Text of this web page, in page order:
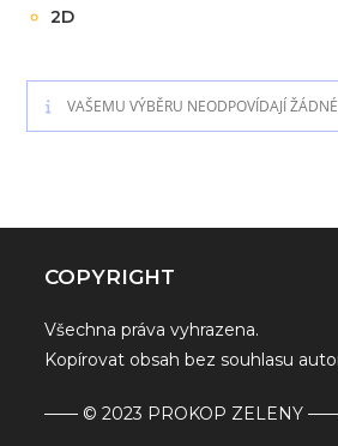
2D
VAŠEMU VÝBĚRU NEODPOVÍDAJÍ
COPYRIGHT
Všechna práva vyhrazena.
Kopírovat obsah bez souhlasu
—— © 2023 PROKOP ZELENY